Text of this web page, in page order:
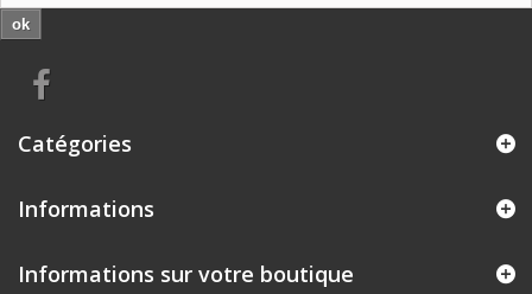
ok
Catégories
Informations
Informations sur votre boutique